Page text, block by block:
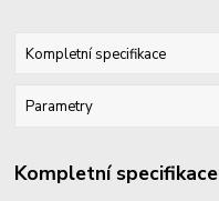
Kompletní specifikace
Parametry
Kompletní specifikace